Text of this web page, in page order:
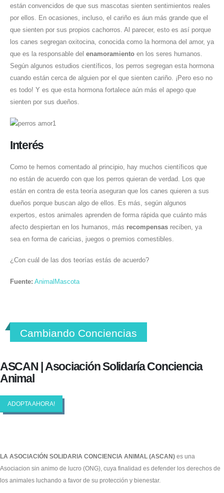
están convencidos de que sus mascotas sienten sentimientos reales
por ellos. En ocasiones, incluso, el cariño es áun más grande que el
que sienten por sus propios cachorros. Al parecer, esto es así porque
los canes segregan oxitocina, conocida como la hormona del amor, ya
que es la responsable del enamoramiento en los seres humanos.
Según algunos estudios científicos, los perros segregan esta hormona
cuando están cerca de alguien por el que sienten cariño. ¡Pero eso no
es todo! Y es que esta hormona fortalece aún más el apego que
sienten por sus dueños.
Interés
Como te hemos comentado al principio, hay muchos científicos que
no están de acuerdo con que los perros quieran de verdad. Los que
están en contra de esta teoría aseguran que los canes quieren a sus
dueños porque buscan algo de ellos. Es más, según algunos
expertos, estos animales aprenden de forma rápida que cuánto más
afecto despiertan en los humanos, más recompensas reciben, ya
sea en forma de caricias, juegos o premios comestibles.
¿Con cuál de las dos teorías estás de acuerdo?
Fuente: AnimalMascota
Cambiando Conciencias
ASCAN | Asociación Solidaría Conciencia
Animal
ADOPTA AHORA!
LA ASOCIACIÓN SOLIDARIA CONCIENCIA ANIMAL (ASCAN) es una
Asociacion sin animo de lucro (ONG), cuya finalidad es defender los derechos de
los animales luchando a favor de su protección y bienestar.